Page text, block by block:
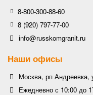
8-800-300-88-60
8 (920) 797-77-00
info@russkomgranit.ru
Наши офисы
Москва, рп
Ежедневно с 10:00 до